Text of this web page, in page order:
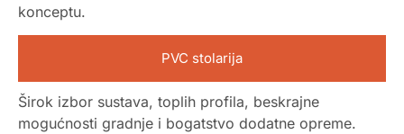
konceptu.
PVC stolarija
Širok izbor sustava, toplih profila, beskrajne
mogućnosti gradnje i bogatstvo dodatne opreme.